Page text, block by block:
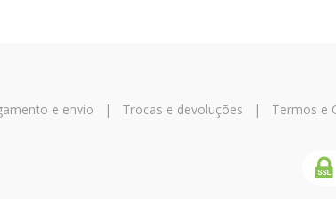
e envio | Trocas e devoluções | Termos e